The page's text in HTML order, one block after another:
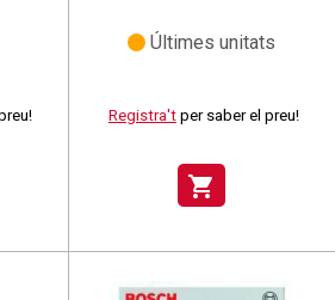
Últimes unitats
Registra't per saber el preu!
shopping_cart